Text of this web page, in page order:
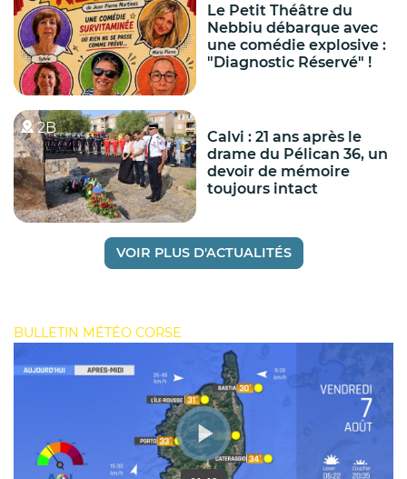
BULLETIN MÉTÉO CORSE
Le Petit Théâtre du
Nebbiu débarque avec
une comédie explosive :
"Diagnostic Réservé" !
2B
Calvi : 21 ans après le
drame du Pélican 36, un
devoir de mémoire
toujours intact
VOIR PLUS D'ACTUALITÉS